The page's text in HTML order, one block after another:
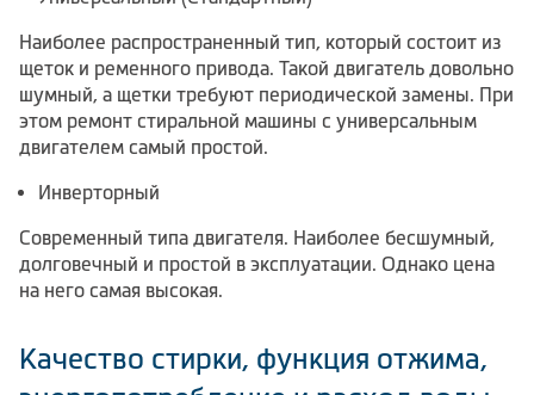
Наиболее распространенный тип, который состоит из
щеток и ременного привода. Такой двигатель довольно
шумный, а щетки требуют периодической замены. При
этом ремонт стиральной машины с универсальным
двигателем самый простой.
Инверторный
Современный типа двигателя. Наиболее бесшумный,
долговечный и простой в эксплуатации. Однако цена
на него самая высокая.
Качество стирки, функция отжима,